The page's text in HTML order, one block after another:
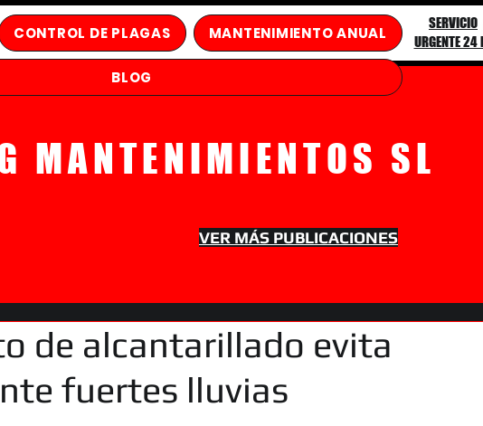
SERVICIO
URGENTE
CONTROL DE PLAGAS MANTENIMIENTO ANUAL
BLOG
MANTENIMIENTOS SL
VER MÁS PUBLICACIONES
de alcantarillado evita
fuertes lluvias